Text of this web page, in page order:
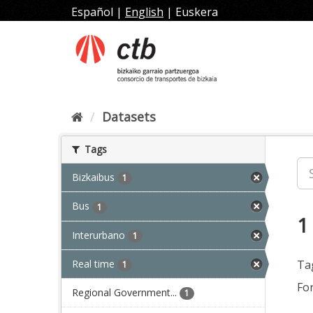
to
Español | English | Euskera
Datasets
Tags
Bizkaibus 1
Bus 1
Interurbano 1
Real time 1
Regional Government... 1